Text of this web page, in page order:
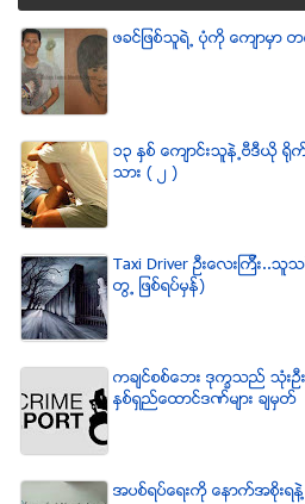
ဖခင္ျဖစ္သူရဲ႕ ပံုကို ေက်ာမွာ
၁၃ ႏွစ္ ေက်ာင္းသူနဲ႕ဗီဒီယို ရို
သား ( ၂ )
Taxi Driver ဦးေလးၾကီး..
တြ႕ ျဖစ္ရပ္မွန္)
ကခ်င္စစ္ေဘး ဒုကၡသည္ သံုးဦးအ
ႏွစ္ရွည္ေထာင္ဒဏ္မ်ား ခ်မွတ္
အပစ္ရပ္ေရးကို ေနာက္အစိုးရနဲ႔